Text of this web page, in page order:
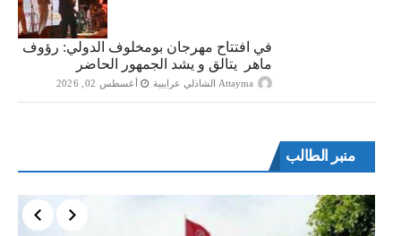
في افتتاح مهرجان بومخلوف الدولي: رؤوف
ماهر يتالق و يشد الجمهور الحاضر
Attayma الشاذلي عرايبية أغسطس 02, 2026
منبر الطالب